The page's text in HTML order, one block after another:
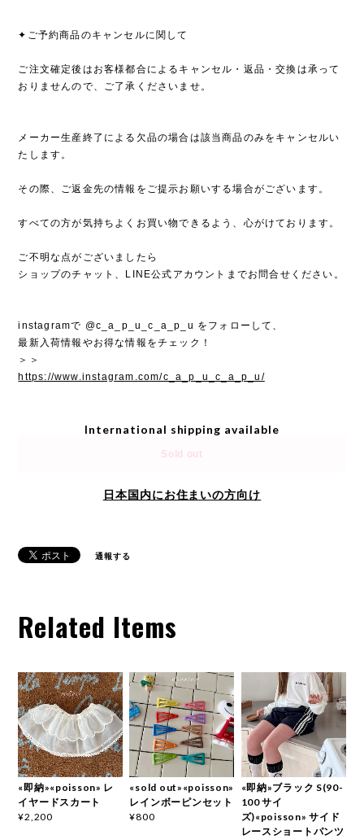
✦ご予約商品のキャンセルに関して
ご注文確定後はお客様都合によるキャンセル・返品・交換は承って
おりませんので、ご了承くださいませ。
メーカー生産終了による欠品の場合は該当商品のみをキャンセルい
たします。
その際、ご返金先の情報をご提示お願いする場合がございます。
すべての方が気持ちよくお買い物できるよう、心がけております。
ご不明な点がございましたら
ショップのチャット、LINE公式アカウントまでお問合せください。
instagramで @c_a_p_u_c_a_p_u をフォローして、
最新入荷情報やお得な情報をチェック！
＞＞
https://www.instagram.com/c_a_p_u_c_a_p_u/
International shipping available
Sold out
日本国内にお住まいの方向け
通報する
Related Items
«即納»«poisson» レ
イヤードスカート
¥2,200
«sold out»«poisson»
レインボーピンセット
¥800
«即納»ブラック S(90-
100 サイ
ズ)«poisson» サイド
レースショートパンツ